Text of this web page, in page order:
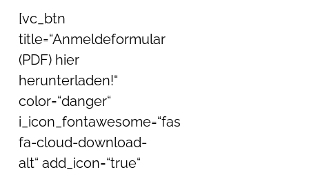
[vc_btn
title=“Anmeldeformular
(PDF) hier
herunterladen!“
color=“danger“
i_icon_fontawesome=“fas
fa-cloud-download-
alt“ add_icon=“true“